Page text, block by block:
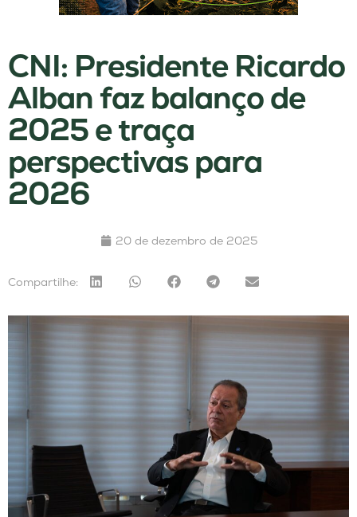
CNI: Presidente Ricardo
Alban faz balanço de
2025 e traça
perspectivas para
2026
20 de dezembro de 2025
Compartilhe: